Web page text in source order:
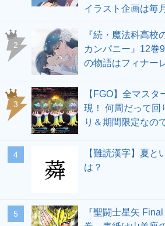
イラスト企画は毎
2
『続・魔法科高校
カンパニー』12巻
の物語はフィナー
3
【FGO】全マス
現！ 何周だって回
り＆期間限定なの
4
【難読漢字】夏と
は？
5
『聖闘士星矢